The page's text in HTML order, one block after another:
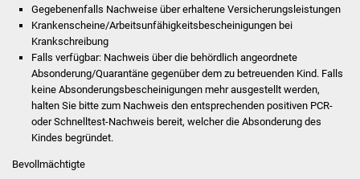
Kulturhalle
Vereine und Parteien
Selbsteintrag Vereine
Gegebenenfalls Nachweise über erhaltene Versicherungsleistungen
Krankenscheine/Arbeitsunfähigkeitsbescheinigungen bei
Krankschreibung
Falls verfügbar: Nachweis über die behördlich angeordnete
Absonderung/Quarantäne gegenüber dem zu betreuenden Kind. Falls
keine Absonderungsbescheinigungen mehr ausgestellt werden,
halten Sie bitte zum Nachweis den entsprechenden positiven PCR-
oder Schnelltest-Nachweis bereit, welcher die Absonderung des
Kindes begründet.
Bevollmächtigte